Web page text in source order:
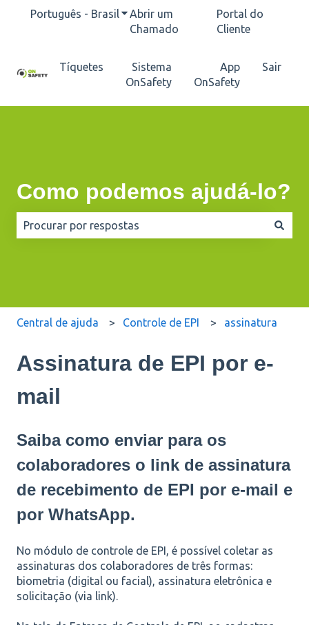
Português - BrasilMostrar submenu para traduções
Abrir um
Chamado
Portal do
Cliente
Tíquetes
Sistema
OnSafety
App
OnSafety
Sair
Como podemos ajudá-lo?
Central de ajuda Controle de EPI assinatura
Assinatura de EPI por e-
mail
Saiba como enviar para os
colaboradores o link de assinatura
de recebimento de EPI por e-mail e
por WhatsApp.
No módulo de controle de EPI, é possível coletar as
assinaturas dos colaboradores de três formas:
biometria (digital ou facial), assinatura eletrônica e
solicitação (via link).